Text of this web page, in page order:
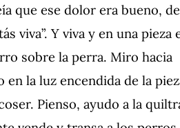
que ese dolor era bueno,
viva”. Y viva y en una pieza
sobre la perra. Miro hacia
en la luz encendida de la
Pienso, ayudo a la